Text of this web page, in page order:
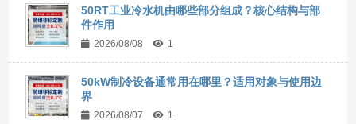
50RT工业冷水机由哪些部分组成？核心结构与部
件作用
2026/08/08 1
50kW制冷设备通常用在哪里？适用对象与使用边
界
2026/08/07 1